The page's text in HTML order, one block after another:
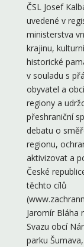
ČSL Josef
uvedené v
ministerstva
krajinu,
historické
v souladu s
obyvatel a
regiony a
přeshraniční
debatu o
regionu,
aktivizovat a
České
těchto cílů
Jaromír Bláha
Svazu obcí
parku